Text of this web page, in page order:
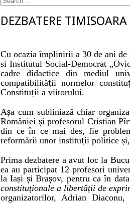
DEZBATERE TIMISOARA
Cu ocazia împlinirii a 30 de ani de
si Institutul Social-Democrat
cadre didactice din mediul
compatibilității normelor constitu
Constituții a viitorului.
Așa cum subliniazăchiar
României și profesorul Cristian Pî
din ceîn ce mai des, fie
reformării unor instituții politice ș
Prima dezbatere a avut loc la
ea au participat 12 profesori
la Iași și Brașov, pentru caîn
constituționale a libertății de
organizatorilor, Adrian Diaconu,